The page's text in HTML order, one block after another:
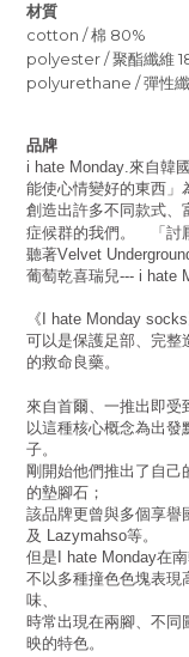
材質
cotton / 棉 80%
polyester / 聚酯纖維
polyurethane / 彈性
品牌
i hate Monday.來自韓
能使心情變好的東西」
創造出許多不同款式、
症候群的我們。 「討
聽著Velvet
葡萄乾喜瑞兒--- i hate
《 I hate Monday socks
可以是保護足部、完整
的救命良藥。
來自首爾、一推出即受
以這種核心概念為出
子。
剛開始他們推出了自己
的墊腳石；
該品牌更曾與多個享譽
及 Lazymahso等。
但是 I hate Monday在
不以多種撞色色塊表現
味、
時常出現在兩腳、不同
映的特色。